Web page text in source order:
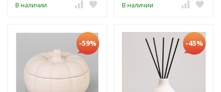
В наличии В наличии
-59% -45%